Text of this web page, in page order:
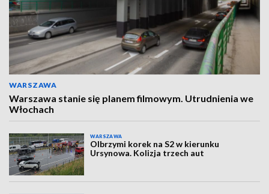
WARSZAWA
Warszawa stanie się planem filmowym. Utrudnienia we
Włochach
WARSZAWA
Olbrzymi korek na S2 w kierunku
Ursynowa. Kolizja trzech aut